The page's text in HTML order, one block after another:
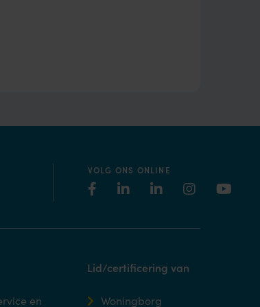
VOLG ONS ONLINE
en
Lid/certificering van
Woningborg